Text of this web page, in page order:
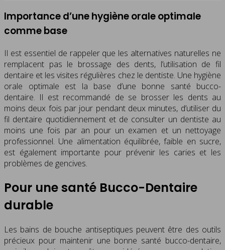
Importance d’une hygiène orale optimale
comme base
Il est essentiel de rappeler que les alternatives naturelles ne
remplacent pas le brossage des dents, l’utilisation de fil
dentaire et les visites régulières chez le dentiste. Une hygiène
orale optimale est la base d’une bonne santé bucco-
dentaire. Il est recommandé de se brosser les dents au
moins deux fois par jour pendant deux minutes, d’utiliser du
fil dentaire quotidiennement et de consulter un dentiste au
moins une fois par an pour un examen et un nettoyage
professionnel. Une alimentation équilibrée, faible en sucre,
est également importante pour prévenir les caries et les
problèmes de gencives.
Pour une santé Bucco-Dentaire
durable
Les bains de bouche antiseptiques peuvent être des outils
précieux pour maintenir une bonne santé bucco-dentaire,